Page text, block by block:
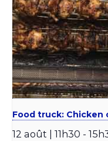
Food truck: Chicken
12 août | 11h30 -